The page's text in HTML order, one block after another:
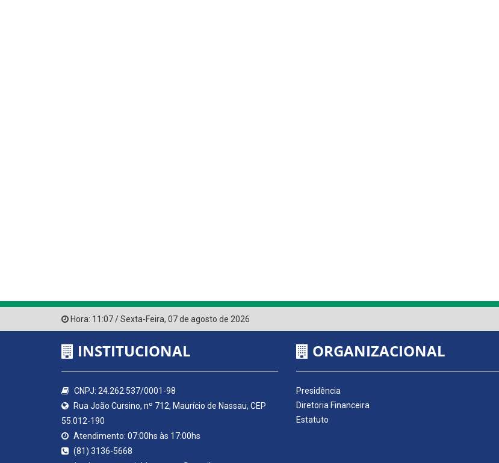
Hora: 11:07/Sexta-Feira, 07 de agosto de 2026
INSTITUCIONAL
CNPJ: 24.262.537/0001-98
Rua João Cursino, nº 712, Maurício de Nassau, CEP
55.012-190
Atendimento: 07:00hs às 17:00hs
(81) 3136-5668
ORGANIZACIONAL
Presidência
Diretoria Financeira
Estatuto